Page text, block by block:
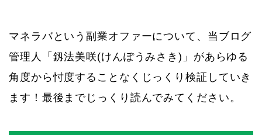
マネラバという副業オファーについて、当ブログ
管理人「釼法美咲(けんぽうみさき)」があらゆる
角度から忖度することなくじっくり検証していき
ます！最後までじっくり読んでみてください。